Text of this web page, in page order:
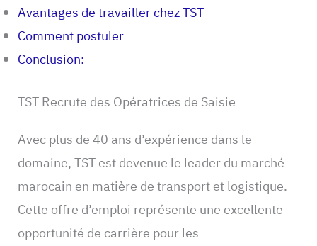
Avantages de travailler chez TST
Comment postuler
Conclusion:
TST Recrute des Opératrices de Saisie
Avec plus de 40 ans d’expérience dans le
domaine, TST est devenue le leader du marché
marocain en matière de transport et logistique.
Cette offre d’emploi représente une excellente
opportunité de carrière pour les